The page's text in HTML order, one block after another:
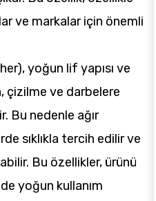
ve markalar için önemli
yoğun lif yapısı ve
çizilme ve darbelere
Bu nedenle ağır
sıklıkla tercih edilir ve
Bu özellikler, ürünü
yoğun kullanım